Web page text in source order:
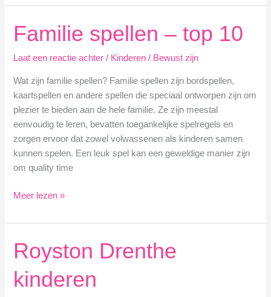
en
Kinderen:
Diepgaande
Blik
op
het
Leven
van
een
Nederlandse
Familie spellen – top 10
Laat een reactie achter / Kinderen / Bewust zijn
Wat zijn familie spellen? Familie spellen zijn bordspellen,
kaartspellen en andere spellen die speciaal ontworpen zijn om
plezier te bieden aan de hele familie. Ze zijn meestal
eenvoudig te leren, bevatten toegankelijke spelregels en
zorgen ervoor dat zowel volwassenen als kinderen samen
kunnen spelen. Een leuk spel kan een geweldige manier zijn
om quality time
Familie
–
10
Meer lezen »
Royston Drenthe
kinderen